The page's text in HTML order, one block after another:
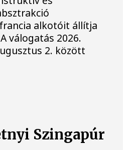
alkotóit állítja
válogatás 2026.
2. között
Szingapúr